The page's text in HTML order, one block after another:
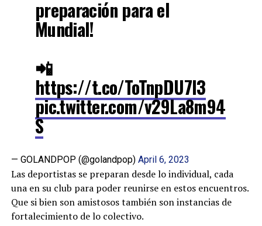
preparación para el
Mundial!
📲
https://t.co/ToTnpDU7l3
pic.twitter.com/v29La8m94
S
— GOLANDPOP (@golandpop) April 6, 2023
Las deportistas se preparan desde lo individual, cada
una en su club para poder reunirse en estos encuentros.
Que si bien son amistosos también son instancias de
fortalecimiento de lo colectivo.